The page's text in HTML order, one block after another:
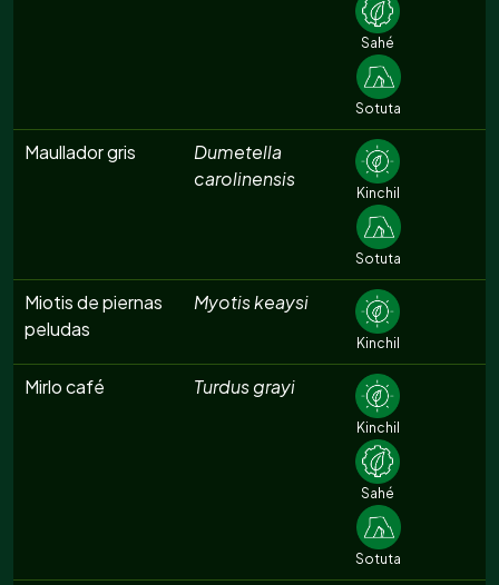
Sahé
Sotuta
Maullador gris
Dumetella
carolinensis
Kinchil
Sotuta
Miotis de piernas
peludas
Myotis keaysi
Kinchil
Mirlo café Turdus grayi
Kinchil
Sahé
Sotuta